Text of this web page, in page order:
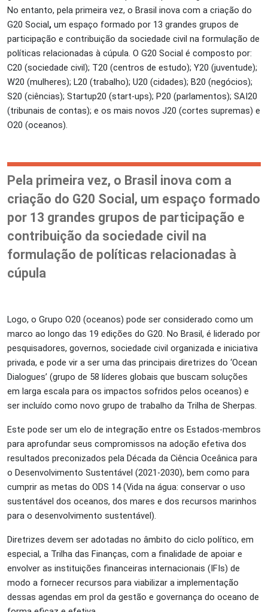
No entanto, pela primeira vez, o Brasil inova com a criação do
G20 Social, um espaço formado por 13 grandes grupos de
participação e contribuição da sociedade civil na formulação de
políticas relacionadas à cúpula. O G20 Social é composto por:
C20 (sociedade civil); T20 (centros de estudo); Y20 (juventude);
W20 (mulheres); L20 (trabalho); U20 (cidades); B20 (negócios);
S20 (ciências); Startup20 (start-ups); P20 (parlamentos); SAI20
(tribunais de contas); e os mais novos J20 (cortes supremas) e
O20 (oceanos).
Pela primeira vez, o Brasil inova com a
criação do G20 Social, um espaço formado
por 13 grandes grupos de participação e
contribuição da sociedade civil na
formulação de políticas relacionadas à
cúpula
Logo, o Grupo O20 (oceanos) pode ser considerado como um
marco ao longo das 19 edições do G20. No Brasil, é liderado por
pesquisadores, governos, sociedade civil organizada e iniciativa
privada, e pode vir a ser uma das principais diretrizes do ‘Ocean
Dialogues’ (grupo de 58 líderes globais que buscam soluções
em larga escala para os impactos sofridos pelos oceanos) e
ser incluído como novo grupo de trabalho da Trilha de Sherpas.
Este pode ser um elo de integração entre os Estados-membros
para aprofundar seus compromissos na adoção efetiva dos
resultados preconizados pela Década da Ciência Oceânica para
o Desenvolvimento Sustentável (2021-2030), bem como para
cumprir as metas do ODS 14 (Vida na água: conservar o uso
sustentável dos oceanos, dos mares e dos recursos marinhos
para o desenvolvimento sustentável).
Diretrizes devem ser adotadas no âmbito do ciclo político, em
especial, a Trilha das Finanças, com a finalidade de apoiar e
envolver as instituições financeiras internacionais (IFIs) de
modo a fornecer recursos para viabilizar a implementação
dessas agendas em prol da gestão e governança do oceano de